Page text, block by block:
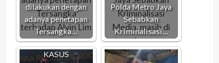
dilakukan dengan
adanya penetapan
Tersangka…
Polda Metro Jaya
Sebabkan
Kriminalisasi…
KASUS